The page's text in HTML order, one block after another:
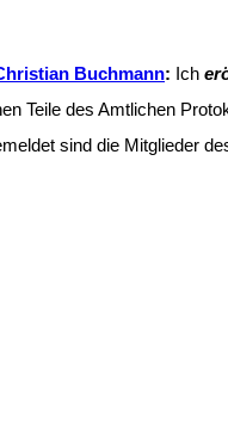
Buchmann: Ich
Teile des Amtlichen
sind die Mitglieder